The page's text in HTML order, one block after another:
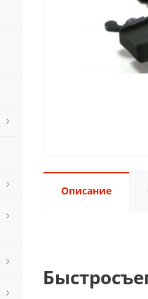
Описание